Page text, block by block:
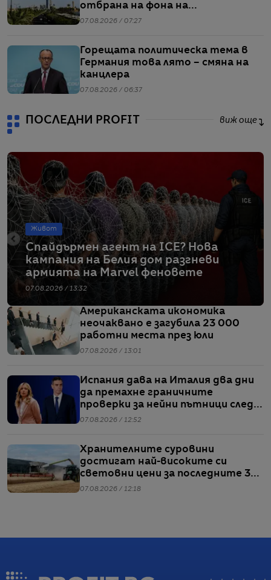
отбрана на фона на
напрежението между САЩ и Иран
07.08.2026 / 07:27
Горещата политическа тема в
Германия това лято – смяна на
канцлера
07.08.2026 / 06:37
ПОСЛЕДНИ PROFIT виж още
Живот
Спайдърмен агент на ICE? Нова
кампания на Белия дом разгневи
армията на Marvel феновете
07.08.2026 / 13:32
Американската икономика
неочаквано е загубила 23 000
работни места през юли
07.08.2026 / 13:01
Испания дава на Италия два дни
да премахне граничните
проверки за нейни пътници след
кризата в Сеута
07.08.2026 / 12:52
Хранителните суровини
достигат най-високите си
световни цени за последните 3
години
07.08.2026 / 12:18